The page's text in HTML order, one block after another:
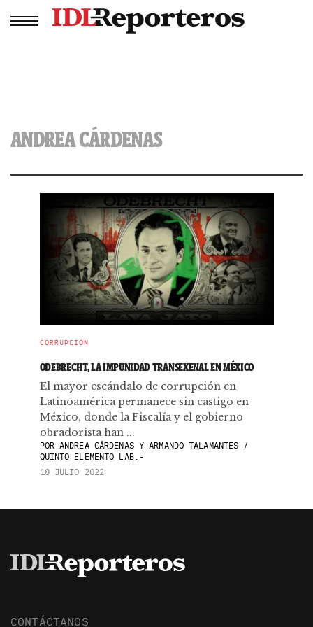
ANDREA CÁRDENAS
CORRUPCIÓN
ODEBRECHT, LA IMPUNIDAD TRANSEXENAL EN MÉXICO
El mayor escándalo de corrupción en
Latinoamérica permanece sin castigo en
México, donde la Fiscalía y el gobierno
obradorista han ...
PORANDREA CÁRDENAS Y ARMANDO TALAMANTES /
QUINTO ELEMENTO LAB.-
18 JULIO 2022
CONTÁCTANOS